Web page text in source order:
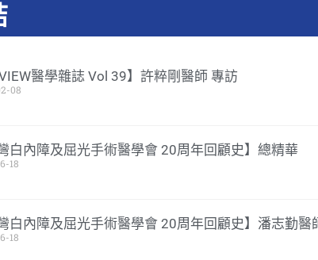
醫學雜誌 Vol 39】許粹剛醫師 專訪
08
灣白內障及屈光手術醫學會 20周年回顧史】總精華
18
灣白內障及屈光手術醫學會 20周年回顧史】潘志勤醫
18